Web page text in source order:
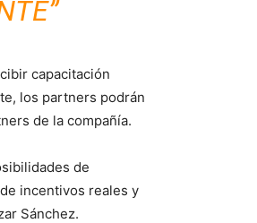
capacitación
los partners podrán
de la compañía.
de
incentivos reales y
Sánchez.